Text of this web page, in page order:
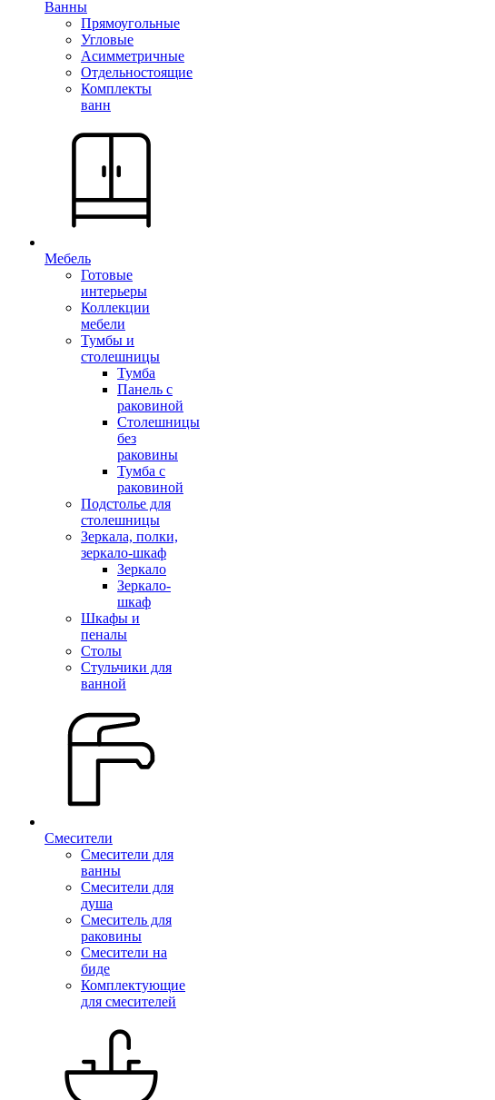
Ванны
Прямоугольные
Угловые
Асимметричные
Отдельностоящие
Комплекты
ванн
Мебель
Готовые
интерьеры
Коллекции
мебели
Тумбы и
столешницы
Тумба
Панель с
раковиной
Столешницы
без
раковины
Тумба с
раковиной
Подстолье для
столешницы
Зеркала, полки,
зеркало-шкаф
Зеркало
Зеркало-
шкаф
Шкафы и
пеналы
Столы
Стульчики для
ванной
Смесители
Смесители для
ванны
Смесители для
душа
Смеситель для
раковины
Смесители на
биде
Комплектующие
для смесителей